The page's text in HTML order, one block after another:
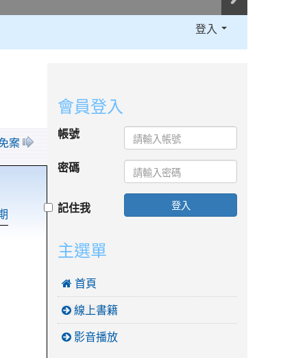
登入
案
會員登入
帳號
密碼
記住我 登入
主選單
 首頁
線上書籍
影音播放